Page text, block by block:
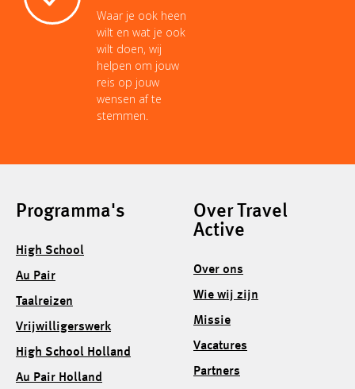
Waar je ook heen
wilt en wat je ook
wilt doen, wij
helpen om jouw
reis op jouw
wensen af te
stemmen.
Programma's
High School
Au Pair
Taalreizen
Vrijwilligerswerk
High School Holland
Au Pair Holland
Over Travel
Active
Over ons
Wie wij zijn
Missie
Vacatures
Partners